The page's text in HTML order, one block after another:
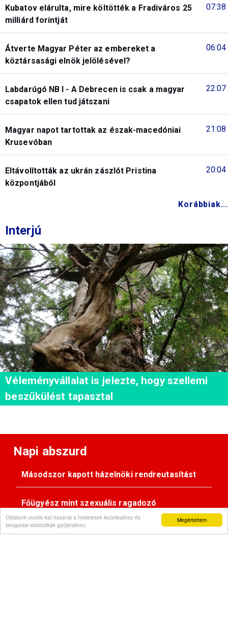
Megértettem
Oldalunk cookie-kat használ a hirdetések kezeléséhez és
látogatási statisztikák gyűjtéséhez.
07:38
Kubatov elárulta, mire költötték a Fradiváros 25
milliárd forintját
06:04
Átverte Magyar Péter az embereket a
köztársasági elnök jelölésével?
22:07
Labdarúgó NB I - A Debrecen is csak a magyar
csapatok ellen tud játszani
21:08
Magyar napot tartottak az észak-macedóniai
Krusevóban
20:04
Eltávolították az ukrán zászlót Pristina
központjából
Korábbiak...
Interjú
Véleményvállalat is jelezte, hogy szellemi
beszűkülést tapasztal
Napi abszurd
Másodszor kapott házelnöki rendreutasítást
Főügyész mint szexuális ragadozó
Pimasz önkényúr